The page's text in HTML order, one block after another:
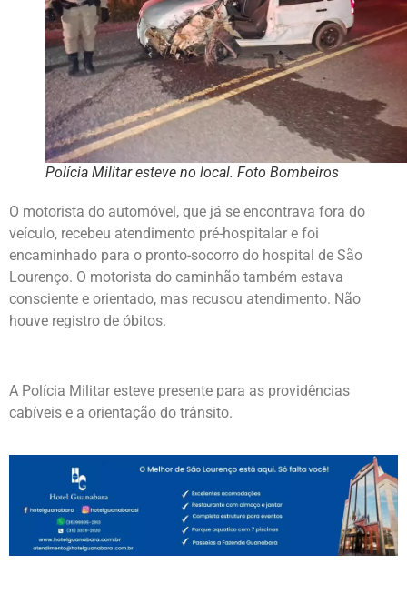
Polícia Militar esteve no local. Foto Bombeiros
O motorista do automóvel, que já se encontrava fora do
veículo, recebeu atendimento pré-hospitalar e foi
encaminhado para o pronto-socorro do hospital de São
Lourenço. O motorista do caminhão também estava
consciente e orientado, mas recusou atendimento. Não
houve registro de óbitos.
A Polícia Militar esteve presente para as providências
cabíveis e a orientação do trânsito.